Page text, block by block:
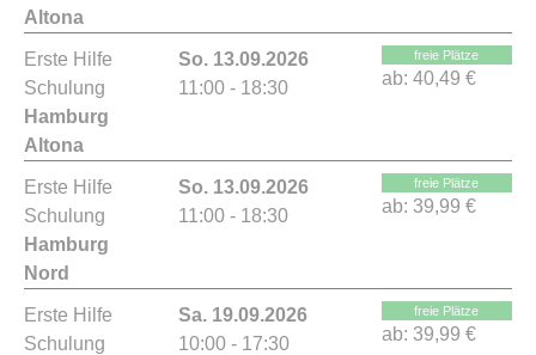
Altona
Erste Hilfe
Schulung
Hamburg
Altona
So. 13.09.2026
11:00 - 18:30
freie Plätze
ab: 40,49 €
Erste Hilfe
Schulung
Hamburg
Nord
So. 13.09.2026
11:00 - 18:30
freie Plätze
ab: 39,99 €
Erste Hilfe
Schulung
Sa. 19.09.2026
10:00 - 17:30
freie Plätze
ab: 39,99 €